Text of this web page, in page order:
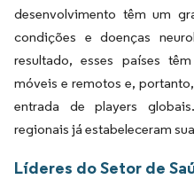
desenvolvimento têm um
condições e doenças
resultado, esses países
móveis e remotos e,
entrada de players
regionais já estabeleceram
Líderes do Setor de